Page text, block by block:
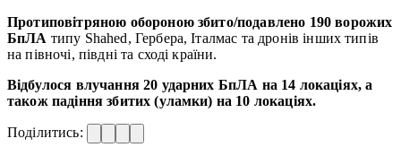
Протиповітряною обороною збито/подавлено 190 ворожих
БпЛА типу Shahed, Гербера, Італмас та дронів інших типів
на півночі, півдні та сході країни.
Відбулося влучання 20 ударних БпЛА на 14 локаціях, а
також падіння збитих (уламки) на 10 локаціях.
Поділитись: